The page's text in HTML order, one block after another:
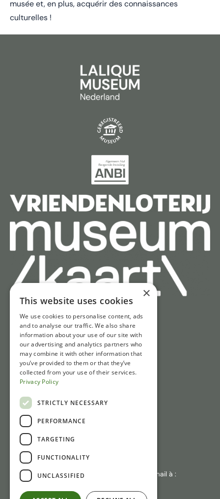
musée et, en plus, acquérir des connaissances
culturelles !
Liens rapides
Horaires d'ouverture
IAccès et Parking
Actualités
Contact
Gasthuisstraat 1
6981 CP Doesburg
+31 (0)313 471410
En cas d'absence de réponse : envoyez un e-mail à :
×
This website uses cookies
We use cookies to personalise content, ads
and to analyse our traffic. We also share
information about your use of our site with
our advertising and analytics partners who
may combine it with other information that
you’ve provided to them or that they’ve
collected from your use of their services.
Privacy Policy
STRICTLY NECESSARY
PERFORMANCE
TARGETING
FUNCTIONALITY
UNCLASSIFIED